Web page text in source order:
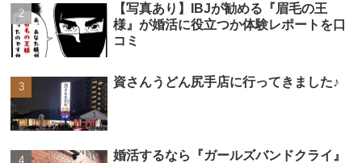
【写真あり】IBJが勧める『眉毛の王
様』が婚活に役立つか体験レポートを口
コミ
資さんうどん尻手店に行ってきました♪
婚活するなら『ガールズバンドクライ』